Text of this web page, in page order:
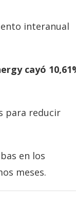
interanual
cayó
para reducir
en los
meses.